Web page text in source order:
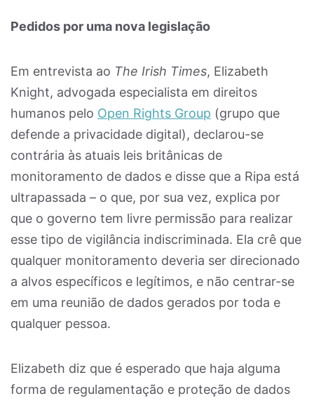
Pedidos por uma nova legislação
Em entrevista ao The Irish Times, Elizabeth
Knight, advogada especialista em direitos
humanos pelo Open Rights Group (grupo que
defende a privacidade digital), declarou-se
contrária às atuais leis britânicas de
monitoramento de dados e disse que a Ripa está
ultrapassada – o que, por sua vez, explica por
que o governo tem livre permissão para realizar
esse tipo de vigilância indiscriminada. Ela crê que
qualquer monitoramento deveria ser direcionado
a alvos específicos e legítimos, e não centrar-se
em uma reunião de dados gerados por toda e
qualquer pessoa.
Elizabeth diz que é esperado que haja alguma
forma de regulamentação e proteção de dados